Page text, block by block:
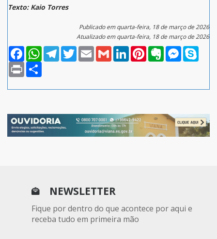
Texto: Kaio Torres
Publicado em quarta-feira, 18 de março de 2026
Atualizado em quarta-feira, 18 de março de 2026
FacebookWhatsAppTelegramTwitterEmail Gmail LinkedInPinterestEvernoteMessenger
Print
NEWSLETTER
Fique por dentro do que acontece por aqui e
receba tudo em primeira mão